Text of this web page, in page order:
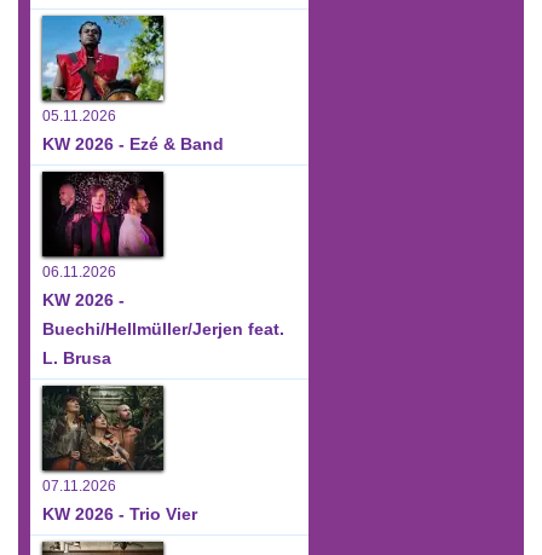
05.11.2026
KW 2026 - Ezé & Band
06.11.2026
KW 2026 -
Buechi/Hellmüller/Jerjen feat.
L. Brusa
07.11.2026
KW 2026 - Trio Vier